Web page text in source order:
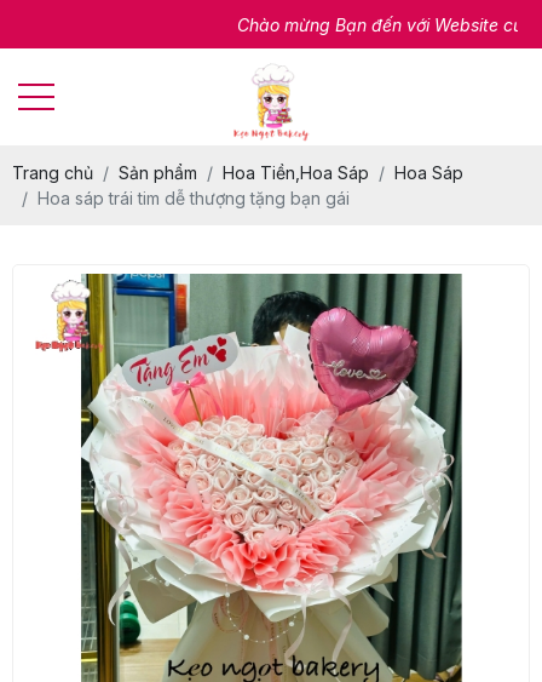
Chào mừng Bạn đến với Website của
Trang chủ Sản phẩm Hoa Tiền,Hoa Sáp
Hoa Sáp
Hoa sáp trái tim dễ thượng tặng bạn gái